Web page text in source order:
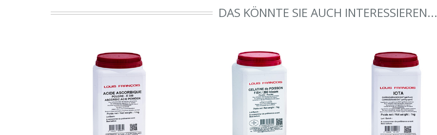
DAS KÖNNTE SIE AUCH INTERESSIEREN...